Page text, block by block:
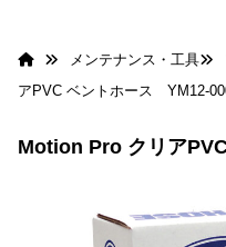
お問い合わせ
メンテナンス・工具
アPVC ベントホース YM12-
Motion Pro クリア